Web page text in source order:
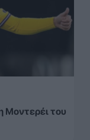
Μοντερέι του